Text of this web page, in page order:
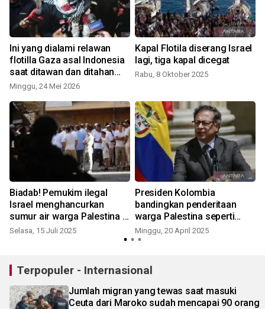
Ini yang dialami relawan
flotilla Gaza asal Indonesia
saat ditawan dan ditahan
Israel
Minggu, 24 Mei 2026
Kapal Flotila diserang Israel
lagi, tiga kapal dicegat
Rabu, 8 Oktober 2025
Biadab! Pemukim ilegal
Israel menghancurkan
sumur air warga Palestina di
Tepi Barat
Selasa, 15 Juli 2025
Presiden Kolombia
bandingkan penderitaan
warga Palestina seperti
yang dialami Yesus
Minggu, 20 April 2025
Terpopuler - Internasional
Jumlah migran yang tewas saat masuki
Ceuta dari Maroko sudah mencapai 90 orang